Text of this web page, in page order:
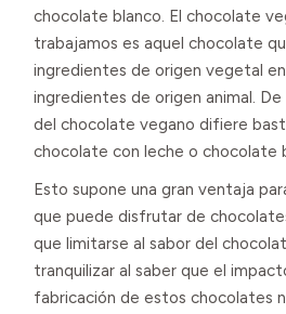
chocolate blanco. El chocolate
trabajamos es aquel chocolate
ingredientes de origen vegetal
ingredientes de origen animal.
del chocolate vegano difiere
chocolate con leche o chocolate
Esto supone una gran ventaja
que puede disfrutar de
que limitarse al sabor del
tranquilizar al saber que el
fabricación de estos chocolates